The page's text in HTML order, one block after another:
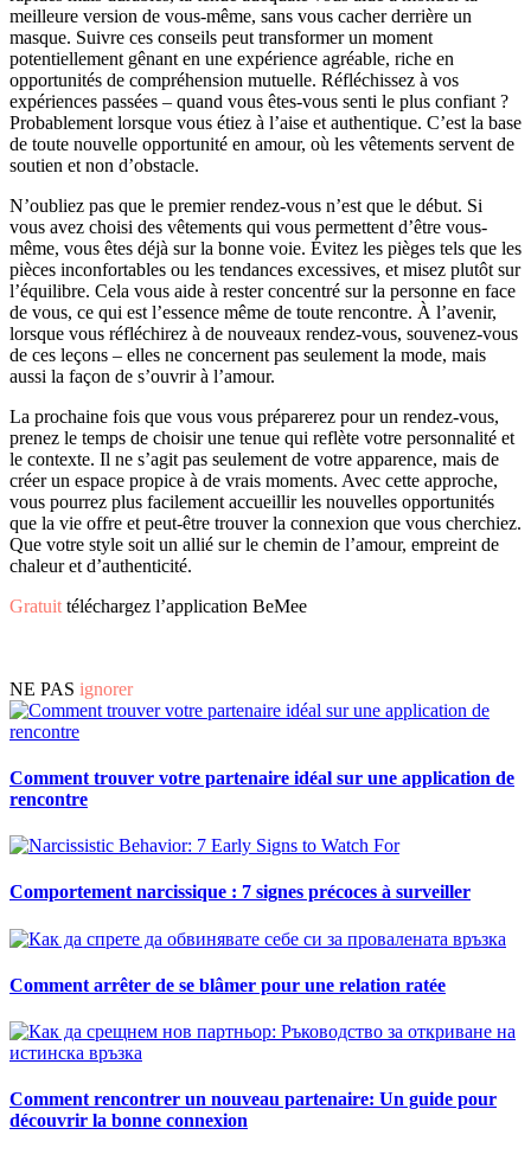
meilleure version de vous-même, sans vous cacher derrière un
masque. Suivre ces conseils peut transformer un moment
potentiellement gênant en une expérience agréable, riche en
opportunités de compréhension mutuelle. Réfléchissez à vos
expériences passées – quand vous êtes-vous senti le plus confiant ?
Probablement lorsque vous étiez à l’aise et authentique. C’est la base
de toute nouvelle opportunité en amour, où les vêtements servent de
soutien et non d’obstacle.
N’oubliez pas que le premier rendez-vous n’est que le début. Si
vous avez choisi des vêtements qui vous permettent d’être vous-
même, vous êtes déjà sur la bonne voie. Évitez les pièges tels que les
pièces inconfortables ou les tendances excessives, et misez plutôt sur
l’équilibre. Cela vous aide à rester concentré sur la personne en face
de vous, ce qui est l’essence même de toute rencontre. À l’avenir,
lorsque vous réfléchirez à de nouveaux rendez-vous, souvenez-vous
de ces leçons – elles ne concernent pas seulement la mode, mais
aussi la façon de s’ouvrir à l’amour.
La prochaine fois que vous vous préparerez pour un rendez-vous,
prenez le temps de choisir une tenue qui reflète votre personnalité et
le contexte. Il ne s’agit pas seulement de votre apparence, mais de
créer un espace propice à de vrais moments. Avec cette approche,
vous pourrez plus facilement accueillir les nouvelles opportunités
que la vie offre et peut-être trouver la connexion que vous cherchiez.
Que votre style soit un allié sur le chemin de l’amour, empreint de
chaleur et d’authenticité.
Gratuit téléchargez l’application BeMee
NE PAS ignorer
Comment trouver votre partenaire idéal sur une application de
rencontre
Comportement narcissique : 7 signes précoces à surveiller
Comment arrêter de se blâmer pour une relation ratée
Comment rencontrer un nouveau partenaire: Un guide pour
découvrir la bonne connexion